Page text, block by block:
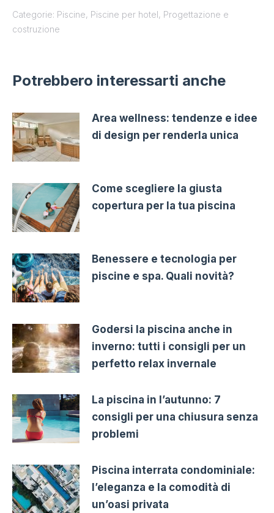
Categorie: Piscine, Piscine per hotel, Progettazione e
costruzione
Potrebbero interessarti anche
Area wellness: tendenze e idee
di design per renderla unica
Come scegliere la giusta
copertura per la tua piscina
Benessere e tecnologia per
piscine e spa. Quali novità?
Godersi la piscina anche in
inverno: tutti i consigli per un
perfetto relax invernale
La piscina in l’autunno: 7
consigli per una chiusura senza
problemi
Piscina interrata condominiale:
l’eleganza e la comodità di
un’oasi privata